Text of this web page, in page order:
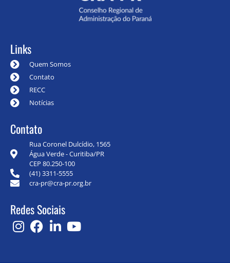
Links
Quem Somos
Contato
RECC
Notícias
Contato
Rua Coronel Dulcídio, 1565
Água Verde - Curitiba/PR
CEP 80.250-100
(41) 3311-5555
cra-pr@cra-pr.org.br
Redes Sociais